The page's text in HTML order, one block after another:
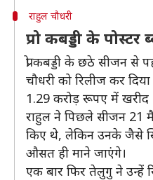
राहुल चौधरी
प्रो कबड्डी के
प्रो कबड्डी के छठे सीजन से
चौधरी को रिलीज कर
1.29 करोड़ रूपए में खरीद
राहुल ने पिछले सीजन 21
किए थे, लेकिन उनके जैसे
औसत ही माने जाएंगे।
एक बार फिर तेलुगु ने उन्हें